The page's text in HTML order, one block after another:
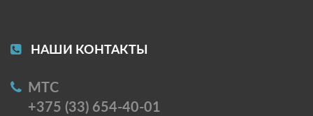
НАШИ КОНТАКТЫ
МТС
+375 (33) 654-40-01